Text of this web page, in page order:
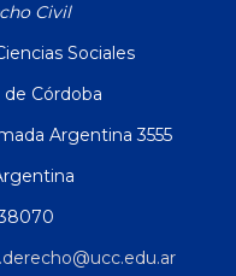
Civil
Sociales
Córdoba
Argentina 3555